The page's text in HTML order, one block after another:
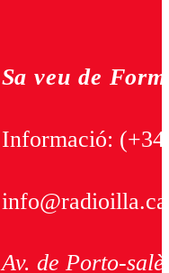
Sa veu de
Informació:
Av. de Porto-